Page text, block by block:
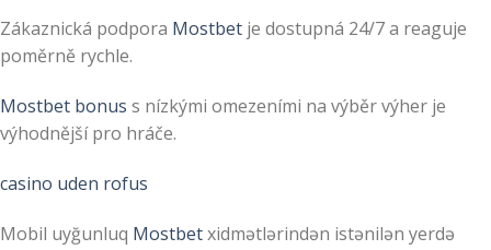
Zákaznická podpora Mostbet je dostupná 24/7 a reaguje
poměrně rychle.
Mostbet bonus s nízkými omezeními na výběr výher je
výhodnější pro hráče.
casino uden rofus
Mobil uyğunluq Mostbetxidmətlərindən istənilən yerdə